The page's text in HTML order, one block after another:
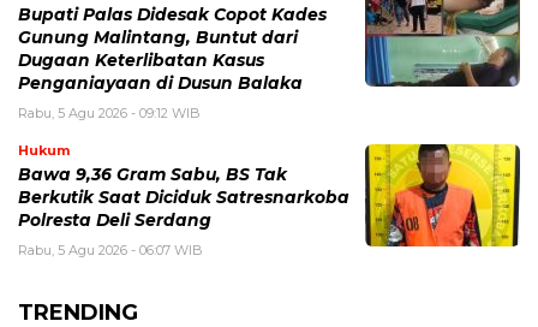
Bupati Palas Didesak Copot Kades
Gunung Malintang, Buntut dari
Dugaan Keterlibatan Kasus
Penganiayaan di Dusun Balaka
Rabu, 5 Agu 2026 - 09:12 WIB
Hukum
Bawa 9,36 Gram Sabu, BS Tak
Berkutik Saat Diciduk Satresnarkoba
Polresta Deli Serdang
Rabu, 5 Agu 2026 - 06:07 WIB
TRENDING